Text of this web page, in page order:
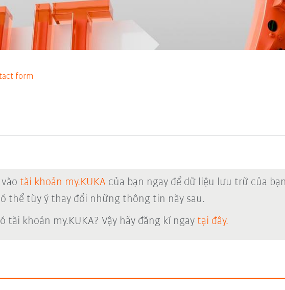
form
tài khoản my.KUKA của bạn ngay để dữ liệu lưu trữ của
thể tùy ý thay đổi những thông tin này sau.
tài khoản my.KUKA? Vậy hãy đăng kí ngay tại đây.